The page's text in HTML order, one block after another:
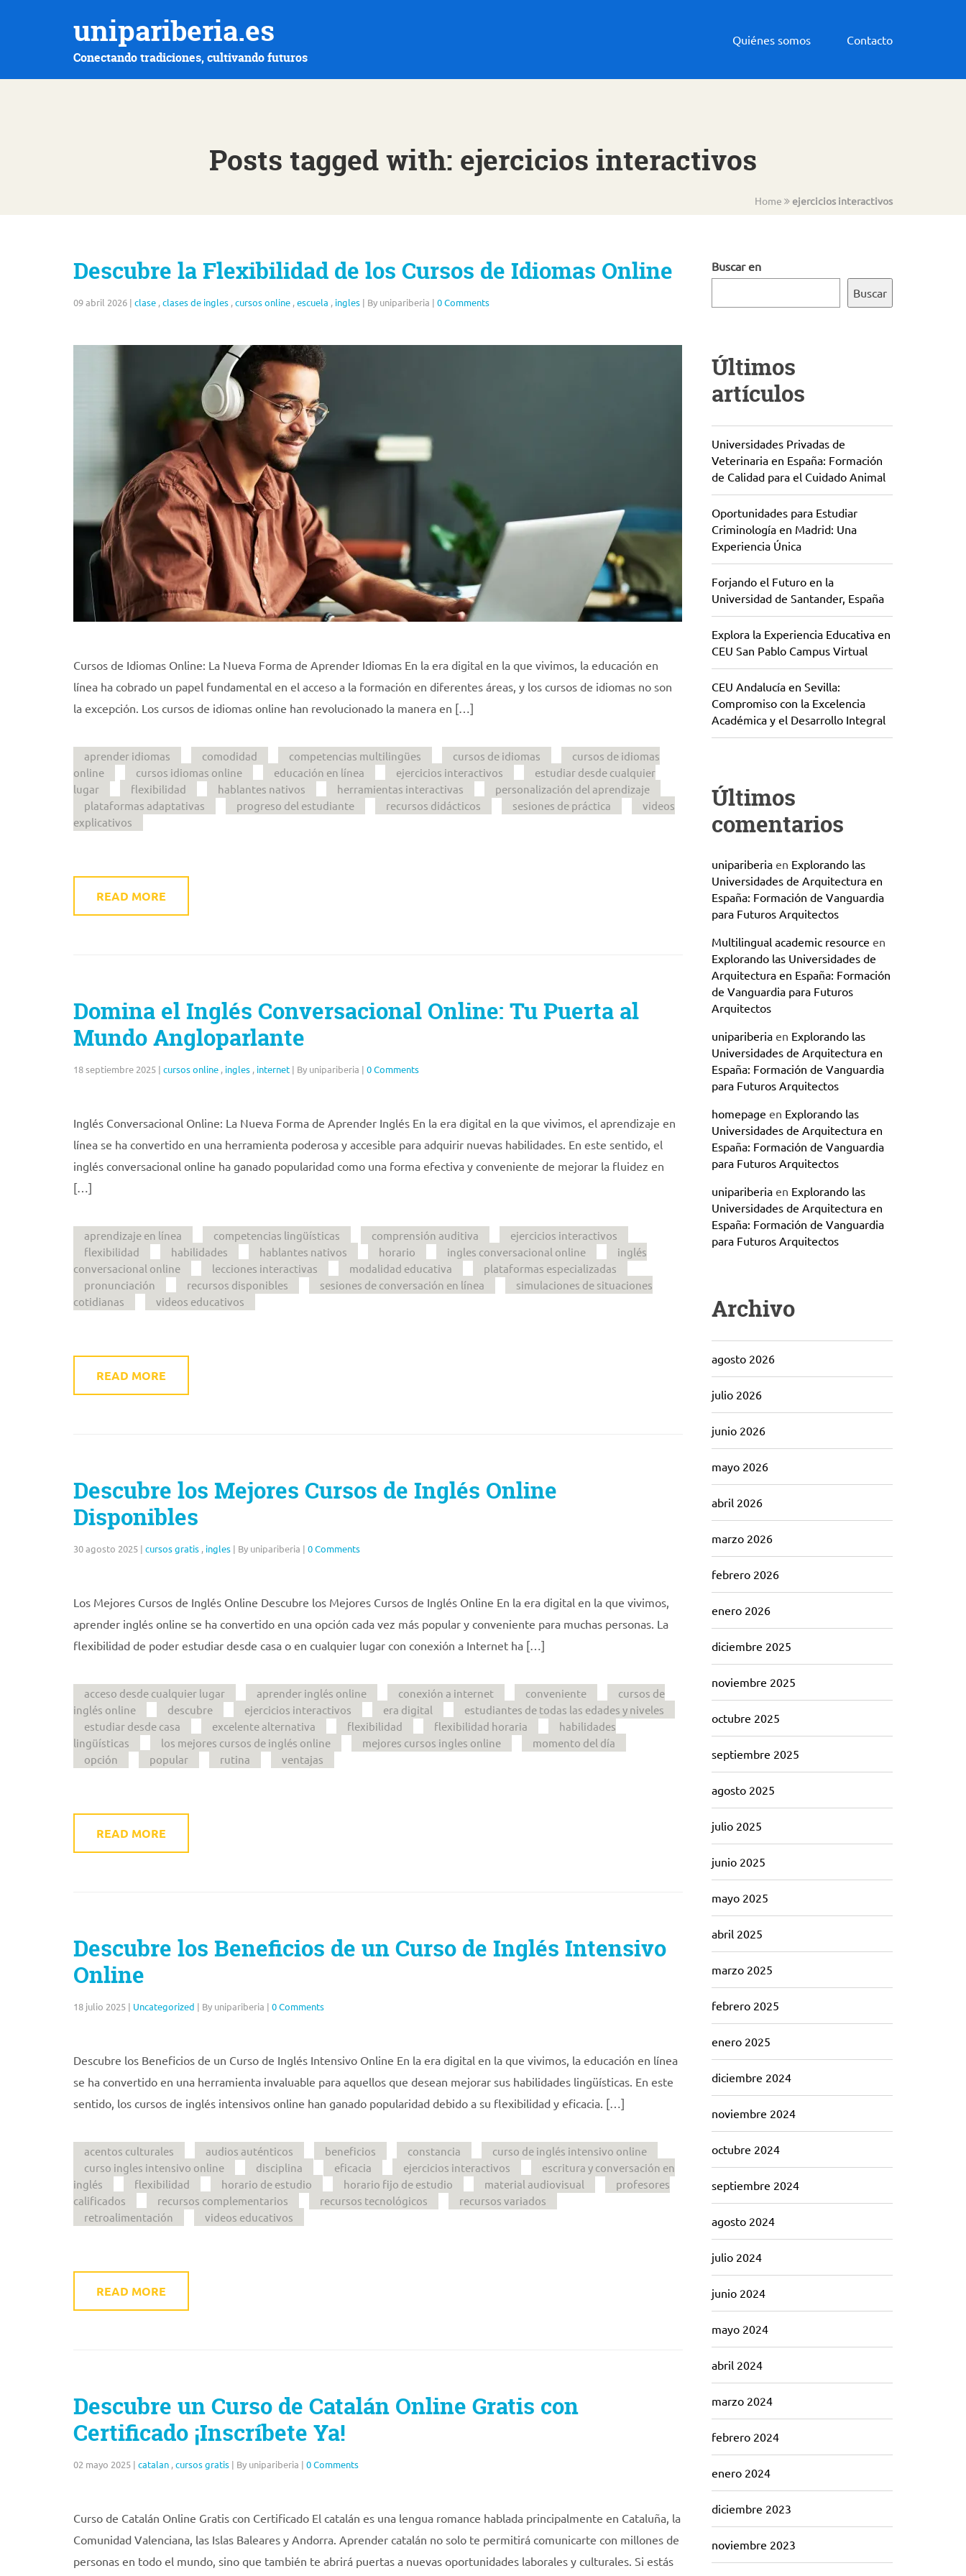
unipariberia.es
Conectando tradiciones, cultivando futuros
Quiénes somos Contacto
Posts tagged with: ejercicios interactivos
Home ejercicios interactivos
Descubre la Flexibilidad de los Cursos de Idiomas Online
09 abril 2026 | clase ,clases de ingles ,cursos online ,escuela , ingles | By unipariberia | 0 Comments
Cursos de Idiomas Online: La Nueva Forma de Aprender Idiomas En la era digital en la que vivimos, la educación en
línea ha cobrado un papel fundamental en el acceso a la formación en diferentes áreas, y los cursos de idiomas no son
la excepción. Los cursos de idiomas online han revolucionado la manera en […]
aprender idiomas comodidad competencias multilingües cursos de idiomas
cursos de idiomas
online
cursos idiomas online educación en línea ejercicios interactivos
estudiar desde cualquier
lugar
flexibilidad hablantes nativos herramientas interactivas
personalización del aprendizaje
plataformas adaptativas
progreso del estudiante recursos didácticos sesiones de práctica
videos
explicativos
READ MORE
Domina el Inglés Conversacional Online: Tu Puerta al
Mundo Angloparlante
18 septiembre 2025 | cursos online , ingles , internet | By unipariberia | 0 Comments
Inglés Conversacional Online: La Nueva Forma de Aprender Inglés En la era digital en la que vivimos, el aprendizaje en
línea se ha convertido en una herramienta poderosa y accesible para adquirir nuevas habilidades. En este sentido, el
inglés conversacional online ha ganado popularidad como una forma efectiva y conveniente de mejorar la fluidez en
[…]
aprendizaje en línea competencias lingüísticas comprensión auditiva
ejercicios interactivos
flexibilidad
habilidades hablantes nativos horario ingles conversacional online
inglés
conversacional online
lecciones interactivas modalidad educativa
plataformas especializadas
pronunciación
recursos disponibles sesiones de conversación en línea
simulaciones de situaciones
cotidianas
videos educativos
READ MORE
Descubre los Mejores Cursos de Inglés Online
Disponibles
30 agosto 2025 | cursos gratis , ingles | By unipariberia | 0 Comments
Los Mejores Cursos de Inglés Online Descubre los Mejores Cursos de Inglés Online En la era digital en la que vivimos,
aprender inglés online se ha convertido en una opción cada vez más popular y conveniente para muchas personas. La
flexibilidad de poder estudiar desde casa o en cualquier lugar con conexión a Internet ha […]
acceso desde cualquier lugar aprender inglés online conexión a internet conveniente
cursos de
inglés online
descubre ejercicios interactivos era digital
estudiantes de todas las edades y niveles
estudiar desde casa
excelente alternativa flexibilidad flexibilidad horaria
habilidades
lingüísticas
los mejores cursos de inglés online mejores cursos ingles online
momento del día
opción
popular rutina ventajas
READ MORE
Descubre los Beneficios de un Curso de Inglés Intensivo
Online
18 julio 2025 | Uncategorized | By unipariberia | 0 Comments
Descubre los Beneficios de un Curso de Inglés Intensivo Online En la era digital en la que vivimos, la educación en línea
se ha convertido en una herramienta invaluable para aquellos que desean mejorar sus habilidades lingüísticas. En este
sentido, los cursos de inglés intensivos online han ganado popularidad debido a su flexibilidad y eficacia. […]
acentos culturales audios auténticos beneficios constancia
curso de inglés intensivo online
curso ingles intensivo online
disciplina eficacia ejercicios interactivos
escritura y conversación en
inglés
flexibilidad horario de estudio horario fijo de estudio material audiovisual
profesores
calificados
recursos complementarios recursos tecnológicos
recursos variados
retroalimentación
videos educativos
READ MORE
Descubre un Curso de Catalán Online Gratis con
Certificado ¡Inscríbete Ya!
02 mayo 2025 | catalan ,cursos gratis | By unipariberia | 0 Comments
Curso de Catalán Online Gratis con Certificado El catalán es una lengua romance hablada principalmente en Cataluña, la
Comunidad Valenciana, las Islas Baleares y Andorra. Aprender catalán no solo te permitirá comunicarte con millones de
personas en todo el mundo, sino que también te abrirá puertas a nuevas oportunidades laborales y culturales. Si estás
Buscar en
Buscar
Últimos
artículos
Universidades Privadas de
Veterinaria en España: Formación
de Calidad para el Cuidado Animal
Oportunidades para Estudiar
Criminología en Madrid: Una
Experiencia Única
Forjando el Futuro en la
Universidad de Santander, España
Explora la Experiencia Educativa en
CEU San Pablo Campus Virtual
CEU Andalucía en Sevilla:
Compromiso con la Excelencia
Académica y el Desarrollo Integral
Últimos
comentarios
unipariberiaen Explorando las
Universidades de Arquitectura en
España: Formación de Vanguardia
para Futuros Arquitectos
Multilingual academic resource en
Explorando las Universidades de
Arquitectura en España: Formación
de Vanguardia para Futuros
Arquitectos
unipariberiaen Explorando las
Universidades de Arquitectura en
España: Formación de Vanguardia
para Futuros Arquitectos
homepage en Explorando las
Universidades de Arquitectura en
España: Formación de Vanguardia
para Futuros Arquitectos
unipariberiaen Explorando las
Universidades de Arquitectura en
España: Formación de Vanguardia
para Futuros Arquitectos
Archivo
agosto 2026
julio 2026
junio 2026
mayo 2026
abril 2026
marzo 2026
febrero 2026
enero 2026
diciembre 2025
noviembre 2025
octubre 2025
septiembre 2025
agosto 2025
julio 2025
junio 2025
mayo 2025
abril 2025
marzo 2025
febrero 2025
enero 2025
diciembre 2024
noviembre 2024
octubre 2024
septiembre 2024
agosto 2024
julio 2024
junio 2024
mayo 2024
abril 2024
marzo 2024
febrero 2024
enero 2024
diciembre 2023
noviembre 2023